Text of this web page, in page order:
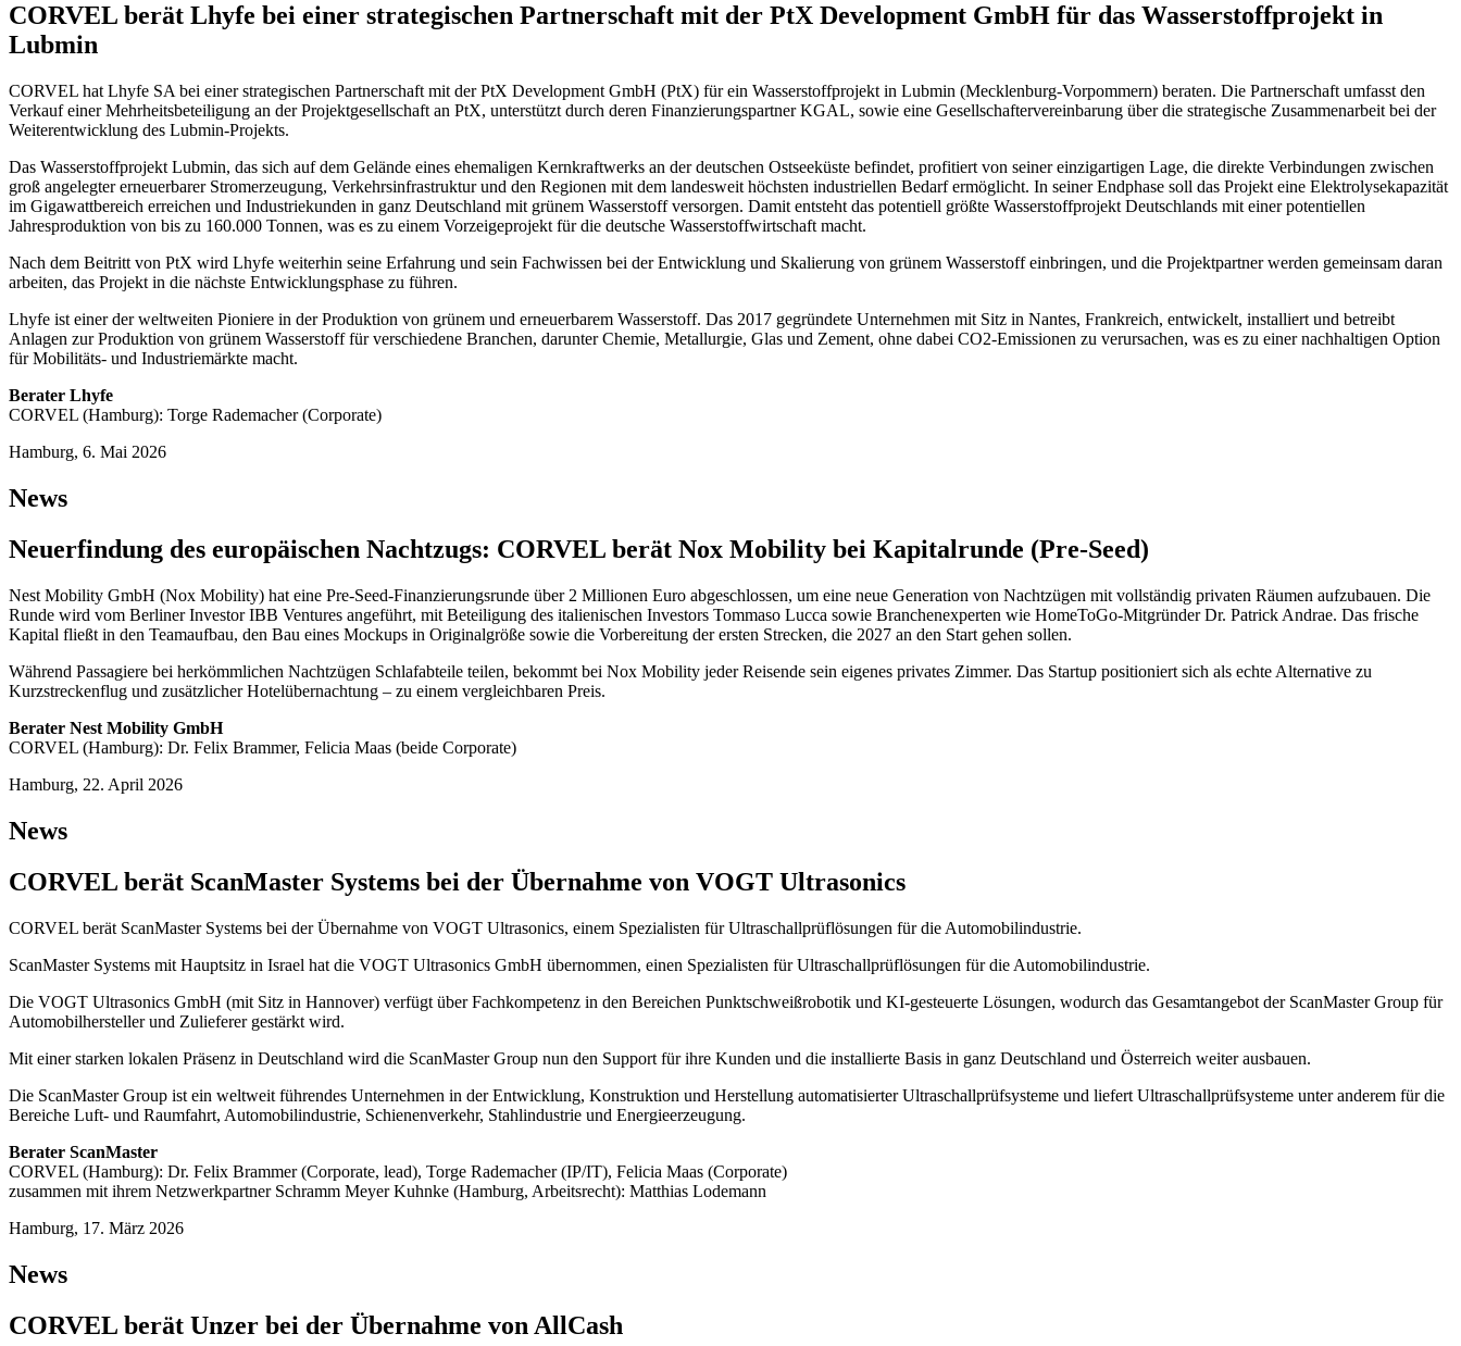
CORVEL berät Lhyfe bei einer strategischen Partnerschaft mit der PtX Development GmbH für das Wasserstoffprojekt in
Lubmin
CORVEL hat Lhyfe SA bei einer strategischen Partnerschaft mit der PtX Development GmbH (PtX) für ein Wasserstoffprojekt in Lubmin (Mecklenburg-Vorpommern) beraten. Die Partnerschaft umfasst den
Verkauf einer Mehrheitsbeteiligung an der Projektgesellschaft an PtX, unterstützt durch deren Finanzierungspartner KGAL, sowie eine Gesellschaftervereinbarung über die strategische Zusammenarbeit bei der
Weiterentwicklung des Lubmin-Projekts.
Das Wasserstoffprojekt Lubmin, das sich auf dem Gelände eines ehemaligen Kernkraftwerks an der deutschen Ostseeküste befindet, profitiert von seiner einzigartigen Lage, die direkte Verbindungen zwischen
groß angelegter erneuerbarer Stromerzeugung, Verkehrsinfrastruktur und den Regionen mit dem landesweit höchsten industriellen Bedarf ermöglicht. In seiner Endphase soll das Projekt eine Elektrolysekapazität
im Gigawattbereich erreichen und Industriekunden in ganz Deutschland mit grünem Wasserstoff versorgen. Damit entsteht das potentiell größte Wasserstoffprojekt Deutschlands mit einer potentiellen
Jahresproduktion von bis zu 160.000 Tonnen, was es zu einem Vorzeigeprojekt für die deutsche Wasserstoffwirtschaft macht.
Nach dem Beitritt von PtX wird Lhyfe weiterhin seine Erfahrung und sein Fachwissen bei der Entwicklung und Skalierung von grünem Wasserstoff einbringen, und die Projektpartner werden gemeinsam daran
arbeiten, das Projekt in die nächste Entwicklungsphase zu führen.
Lhyfe ist einer der weltweiten Pioniere in der Produktion von grünem und erneuerbarem Wasserstoff. Das 2017 gegründete Unternehmen mit Sitz in Nantes, Frankreich, entwickelt, installiert und betreibt
Anlagen zur Produktion von grünem Wasserstoff für verschiedene Branchen, darunter Chemie, Metallurgie, Glas und Zement, ohne dabei CO2-Emissionen zu verursachen, was es zu einer nachhaltigen Option
für Mobilitäts- und Industriemärkte macht.
Berater Lhyfe
CORVEL (Hamburg): Torge Rademacher (Corporate)
Hamburg, 6. Mai 2026
News
Neuerfindung des europäischen Nachtzugs: CORVEL berät Nox Mobility bei Kapitalrunde (Pre-Seed)
Nest Mobility GmbH (Nox Mobility) hat eine Pre-Seed-Finanzierungsrunde über 2 Millionen Euro abgeschlossen, um eine neue Generation von Nachtzügen mit vollständig privaten Räumen aufzubauen. Die
Runde wird vom Berliner Investor IBB Ventures angeführt, mit Beteiligung des italienischen Investors Tommaso Lucca sowie Branchenexperten wie HomeToGo-Mitgründer Dr. Patrick Andrae. Das frische
Kapital fließt in den Teamaufbau, den Bau eines Mockups in Originalgröße sowie die Vorbereitung der ersten Strecken, die 2027 an den Start gehen sollen.
Während Passagiere bei herkömmlichen Nachtzügen Schlafabteile teilen, bekommt bei Nox Mobility jeder Reisende sein eigenes privates Zimmer. Das Startup positioniert sich als echte Alternative zu
Kurzstreckenflug und zusätzlicher Hotelübernachtung – zu einem vergleichbaren Preis.
Berater Nest Mobility GmbH
CORVEL (Hamburg): Dr. Felix Brammer, Felicia Maas (beide Corporate)
Hamburg, 22. April 2026
News
CORVEL berät ScanMaster Systems bei der Übernahme von VOGT Ultrasonics
CORVEL berät ScanMaster Systems bei der Übernahme von VOGT Ultrasonics, einem Spezialisten für Ultraschallprüflösungen für die Automobilindustrie.
ScanMaster Systems mit Hauptsitz in Israel hat die VOGT Ultrasonics GmbH übernommen, einen Spezialisten für Ultraschallprüflösungen für die Automobilindustrie.
Die VOGT Ultrasonics GmbH (mit Sitz in Hannover) verfügt über Fachkompetenz in den Bereichen Punktschweißrobotik und KI-gesteuerte Lösungen, wodurch das Gesamtangebot der ScanMaster Group für
Automobilhersteller und Zulieferer gestärkt wird.
Mit einer starken lokalen Präsenz in Deutschland wird die ScanMaster Group nun den Support für ihre Kunden und die installierte Basis in ganz Deutschland und Österreich weiter ausbauen.
Die ScanMaster Group ist ein weltweit führendes Unternehmen in der Entwicklung, Konstruktion und Herstellung automatisierter Ultraschallprüfsysteme und liefert Ultraschallprüfsysteme unter anderem für die
Bereiche Luft- und Raumfahrt, Automobilindustrie, Schienenverkehr, Stahlindustrie und Energieerzeugung.
Berater ScanMaster
CORVEL (Hamburg): Dr. Felix Brammer (Corporate, lead), Torge Rademacher (IP/IT), Felicia Maas (Corporate)
zusammen mit ihrem Netzwerkpartner Schramm Meyer Kuhnke (Hamburg, Arbeitsrecht): Matthias Lodemann
Hamburg, 17. März 2026
News
CORVEL berät Unzer bei der Übernahme von AllCash